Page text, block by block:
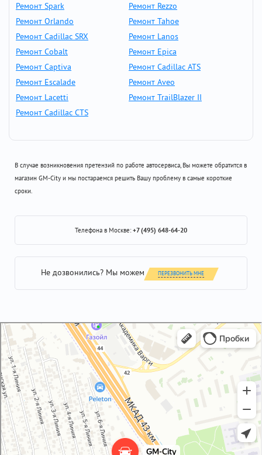
Ремонт Spark
Ремонт Rezzo
Ремонт Orlando
Ремонт Tahoe
Ремонт Cadillac SRX
Ремонт Lanos
Ремонт Cobalt
Ремонт Epica
Ремонт Captiva
Ремонт Cadillac ATS
Ремонт Escalade
Ремонт Aveo
Ремонт Lacetti
Ремонт TrailBlazer II
Ремонт Cadillac CTS
В случае возникновения претензий по работе автосервиса, Вы можете обратится в
магазин GM-City и мы постараемся решить Вашу проблему в самые короткие
сроки.
Телефона в Москве:+7 (495) 648-64-20
Не дозвонились? Мы можем ПЕРЕЗВОНИТЬ МНЕ
GM-City&VAG-Repair
Автосервис, автотехцентр в Москве
Магазин автозапчастей и автотоваров в Москве